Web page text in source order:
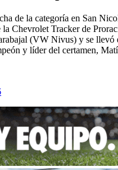
de la categoría en San
la Chevrolet Tracker de
(VW Nivus) y se
y líder del certamen,